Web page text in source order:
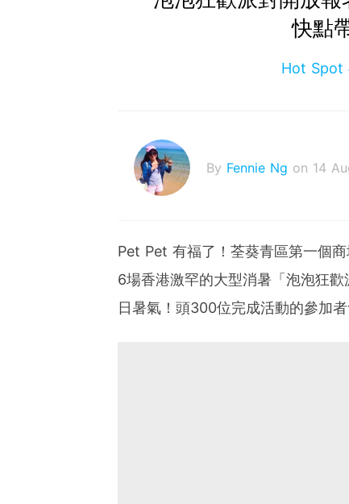
快點
Hot Spot
By Fennie Ng on 14
Pet Pet 有福了！荃葵青區第一個
6場香港激罕的大型消暑「泡泡狂
日暑氣！頭300位完成活動的參加